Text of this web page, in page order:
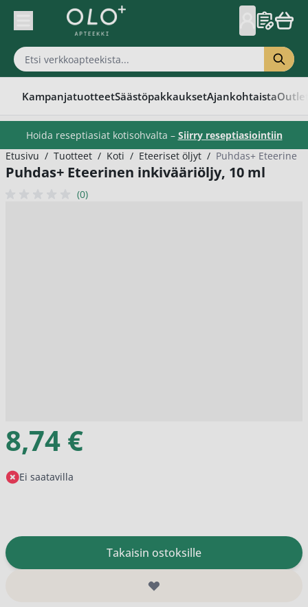
Skip to Content
KampanjatuotteetSäästöpakkauksetAjankohtaista
Hoida reseptiasiat kotisohvalta – Siirry reseptiasiointiin
Etusivu / Tuotteet / Koti / Eteeriset öljyt / Puhdas+
Puhdas+ Eteerinen inkivääriöljy, 10 ml
(0)
8,74 €
Ei saatavilla
Takaisin ostoksille